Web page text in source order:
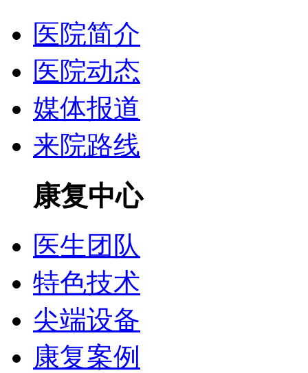
医院简介
医院动态
媒体报道
来院路线
康复中心
医生团队
特色技术
尖端设备
康复案例